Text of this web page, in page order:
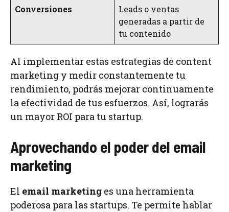
Conversiones
Leads o ventas
generadas a partir de
tu contenido
Al implementar estas estrategias de content
marketing y medir constantemente tu
rendimiento, podrás mejorar continuamente
la efectividad de tus esfuerzos. Así, lograrás
un mayor ROI para tu startup.
Aprovechando el poder del email
marketing
El email marketing es una herramienta
poderosa para las startups. Te permite hablar